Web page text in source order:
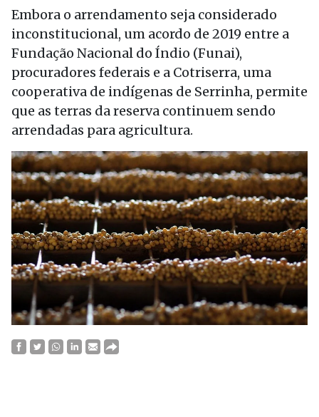
Embora o arrendamento seja considerado
inconstitucional, um acordo de 2019 entre a
Fundação Nacional do Índio (Funai),
procuradores federais e a Cotriserra, uma
cooperativa de indígenas de Serrinha, permite
que as terras da reserva continuem sendo
arrendadas para agricultura.